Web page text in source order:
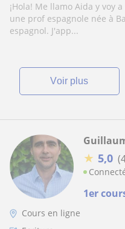
¡Hola! Me llamo Aida y voy
une prof espagnole née à
espagnol. J'app...
voir plus
1er
★ 5,0
Cours en ligne